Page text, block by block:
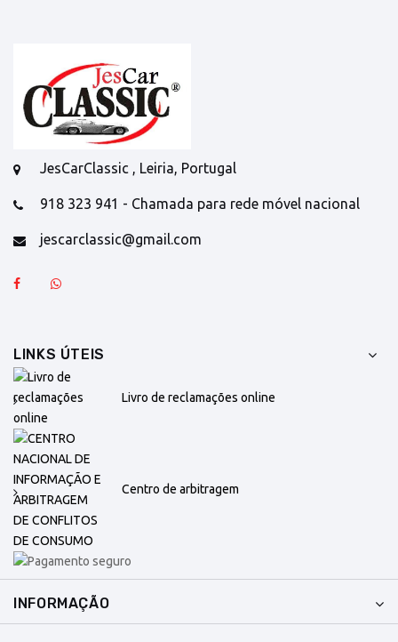
JesCarClassic , Leiria, Portugal
918 323 941 - Chamada para rede móvel nacional
jescarclassic@gmail.com
LINKS ÚTEIS
Livro de reclamações online
Centro de arbitragem
INFORMAÇÃO